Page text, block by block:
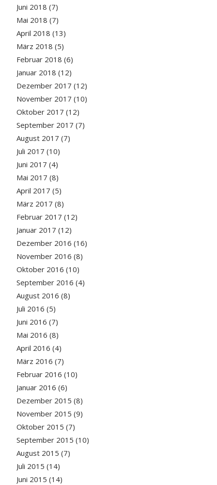
Juni 2018 (7)
Mai 2018 (7)
April 2018 (13)
März 2018 (5)
Februar 2018 (6)
Januar 2018 (12)
Dezember 2017 (12)
November 2017 (10)
Oktober 2017 (12)
September 2017 (7)
August 2017 (7)
Juli 2017 (10)
Juni 2017 (4)
Mai 2017 (8)
April 2017 (5)
März 2017 (8)
Februar 2017 (12)
Januar 2017 (12)
Dezember 2016 (16)
November 2016 (8)
Oktober 2016 (10)
September 2016 (4)
August 2016 (8)
Juli 2016 (5)
Juni 2016 (7)
Mai 2016 (8)
April 2016 (4)
März 2016 (7)
Februar 2016 (10)
Januar 2016 (6)
Dezember 2015 (8)
November 2015 (9)
Oktober 2015 (7)
September 2015 (10)
August 2015 (7)
Juli 2015 (14)
Juni 2015 (14)